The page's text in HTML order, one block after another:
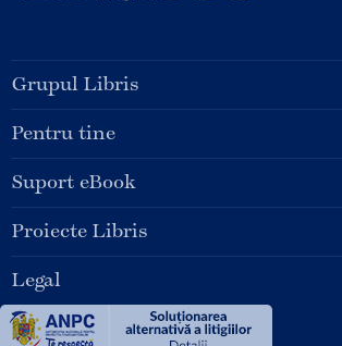
Grupul Libris
Pentru tine
Suport eBook
Proiecte Libris
Legal